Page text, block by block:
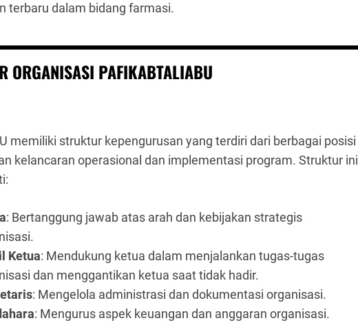
terbaru dalam bidang farmasi.
ORGANISASI PAFIKABTALIABU
memiliki struktur kepengurusan yang terdiri dari berbagai posisi
kelancaran operasional dan implementasi program. Struktur ini
: Bertanggung jawab atas arah dan kebijakan strategis
Ketua: Mendukung ketua dalam menjalankan tugas-tugas
dan menggantikan ketua saat tidak hadir.
: Mengelola administrasi dan dokumentasi organisasi.
: Mengurus aspek keuangan dan anggaran organisasi.